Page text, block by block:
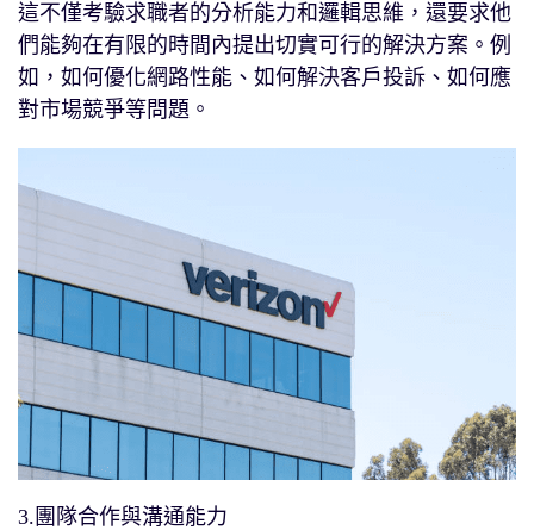
這不僅考驗求職者的分析能力和邏輯思維，還要求他
們能夠在有限的時間內提出切實可行的解決方案。例
如，如何優化網路性能、如何解決客戶投訴、如何應
對市場競爭等問題。
3.團隊合作與溝通能力